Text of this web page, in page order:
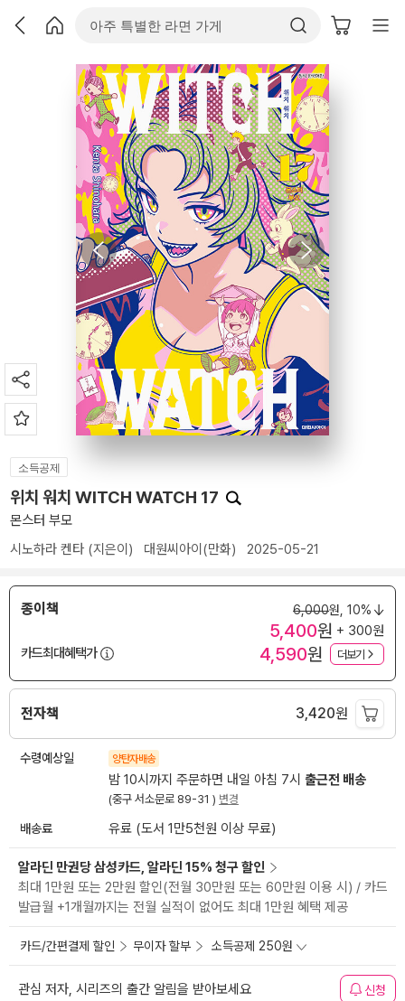
소득공제
위치 워치 WITCH WATCH 17
몬스터 부모
시노하라 켄타 (지은이) 대원씨아이(만화) 2025-05-21
종이책 6,000원, 10%
5,400원 + 300원
카드최대혜택가
4,590원 더보기
전자책 3,420원
수령예상일 양탄자배송
밤 10시까지 주문하면 내일 아침 7시 출근전 배송
(중구 서소문로 89-31 ) 변경
배송료 유료 (도서 1만5천원 이상 무료)
알라딘 만권당 삼성카드, 알라딘 15% 청구 할인
최대 1만원 또는 2만원 할인(전월 30만원 또는 60만원 이용 시) / 카드
발급월 +1개월까지는 전월 실적이 없어도 최대 1만원 혜택 제공
카드/간편결제 할인 무이자 할부 소득공제 250원
관심 저자, 시리즈의 출간 알림을 받아보세요 신청